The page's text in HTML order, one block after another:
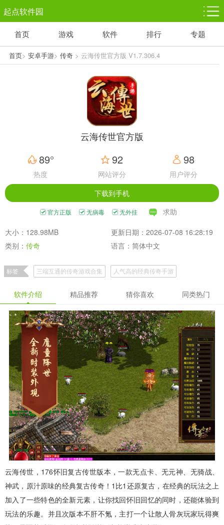
起点软件园
塔防游戏
1千+款游戏
休闲益智
1万+款游戏
体育竞技
5百+款游戏
赛车竞速
3百+款游戏
首页 游戏 软件 排行 专题
首页> 安卓手游> 传奇> 云海传世官方版 V1.7.306.4
云海传世官方版
89°
热度
92
网站评分
98
用户评分
下载到手机
官方正版 无病毒 无外挂 求助
大小：128.98MB
更新日期：2026-07-08 16:28:19
类别： 传奇 语言：简体中文
标签 三端互通的传奇游戏合集
人气高的经典传奇手游
复古传奇手游大全
软件介绍 精品推荐 猜你喜欢 同类热门
云海传世，176怀旧复古传世版本，一款无点卡、无元神、无骑战、
神武，原汁原味的经典复古传奇！1比1还原复古，在经典的玩法之上
加入了一些特色的全新元素，让你找回怀旧回忆的同时，还能体验到
玩法的乐趣。并且次版本不肝不氪，主打一个让散人骨灰玩家玩得爽